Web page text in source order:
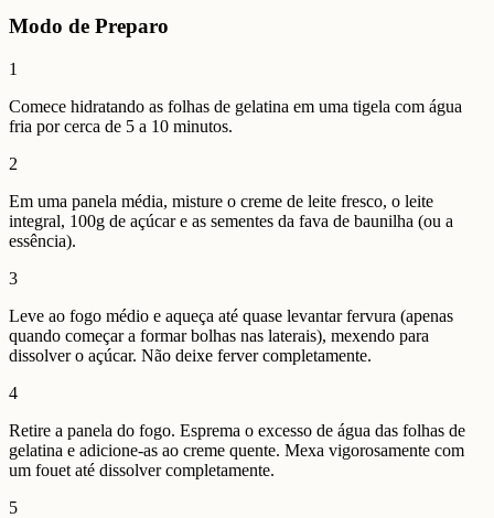
Modo de Preparo
1
Comece hidratando as folhas de gelatina em uma tigela com água
fria por cerca de 5 a 10 minutos.
2
Em uma panela média, misture o creme de leite fresco, o leite
integral, 100g de açúcar e as sementes da fava de baunilha (ou a
essência).
3
Leve ao fogo médio e aqueça até quase levantar fervura (apenas
quando começar a formar bolhas nas laterais), mexendo para
dissolver o açúcar. Não deixe ferver completamente.
4
Retire a panela do fogo. Esprema o excesso de água das folhas de
gelatina e adicione-as ao creme quente. Mexa vigorosamente com
um fouet até dissolver completamente.
5